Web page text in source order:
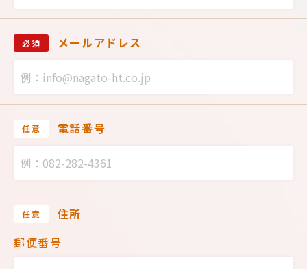
必須 メールアドレス
任意 電話番号
任意
住所
郵便番号